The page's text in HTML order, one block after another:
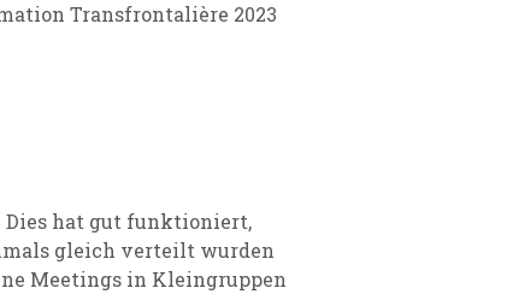
Transfrontalière 2023
Dies hat gut funktioniert,
gleich verteilt wurden
Meetings in Kleingruppen